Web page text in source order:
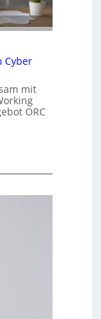
Cyber
mit
ORC